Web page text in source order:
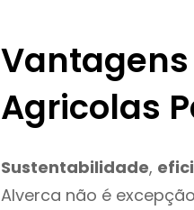
Agricolas
Sustentabilidade,
Alverca não é